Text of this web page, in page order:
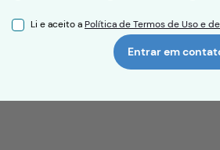
Li e aceito aPolítica de Termos de Uso e
Entrar em